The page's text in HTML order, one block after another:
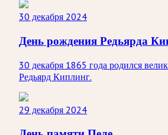
30 декабря 2024
День рождения Редьярда
30 декабря 1865 года родился
Редьярд Киплинг.
29 декабря 2024